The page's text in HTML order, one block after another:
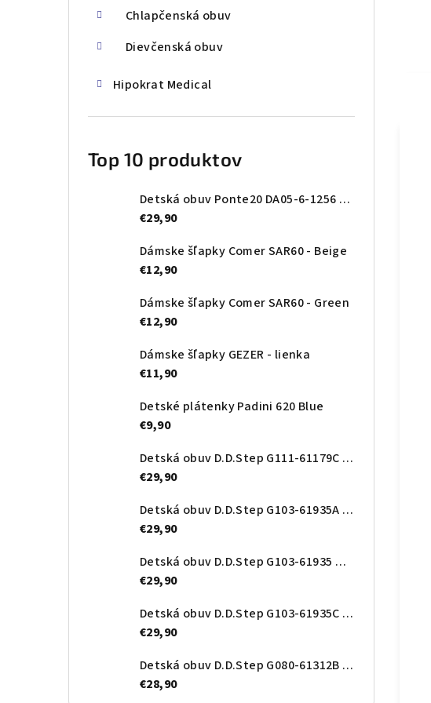
Chlapčenská obuv
Dievčenská obuv
Hipokrat Medical
Top 10 produktov
Detská obuv Ponte20 DA05-6-1256 Oceanic
€29,90
Dámske šľapky Comer SAR60 - Beige
€12,90
Dámske šľapky Comer SAR60 - Green
€12,90
Dámske šľapky GEZER - lienka
€11,90
Detské plátenky Padini 620 Blue
€9,90
Detská obuv D.D.Step G111-61179C Rose gold
€29,90
Detská obuv D.D.Step G103-61935A Royal Blue
€29,90
Detská obuv D.D.Step G103-61935 Orange
€29,90
Detská obuv D.D.Step G103-61935C Gold
€29,90
Detská obuv D.D.Step G080-61312B Royal blue
€28,90